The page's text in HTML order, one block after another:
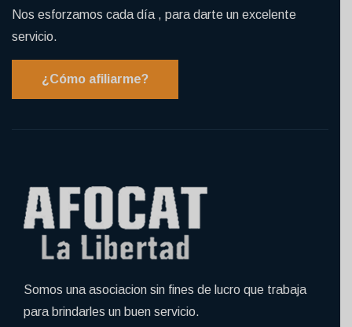
Nos esforzamos cada día , para darte un excelente
servicio.
¿Cómo afiliarme?
Somos una asociacion sin fines de lucro que trabaja
para brindarles un buen servicio.